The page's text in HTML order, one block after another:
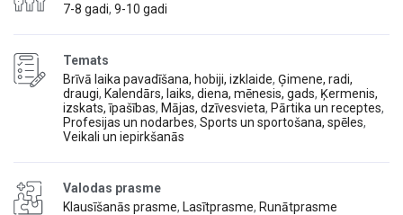
7-8 gadi, 9-10 gadi
Temats
Brīvā laika pavadīšana, hobiji, izklaide, Ģimene, radi,
draugi, Kalendārs, laiks, diena, mēnesis, gads, Ķermenis,
izskats, īpašības, Mājas, dzīvesvieta, Pārtika un receptes,
Profesijas un nodarbes, Sports un sportošana, spēles,
Veikali un iepirkšanās
Valodas prasme
Klausīšanās prasme, Lasītprasme, Runātprasme